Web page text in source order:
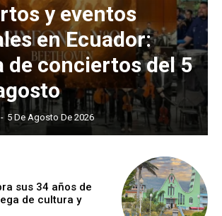
y eventos
en Ecuador:
de conciertos del 5
- 5 De Agosto De 2026
sus 34 años de
de cultura y